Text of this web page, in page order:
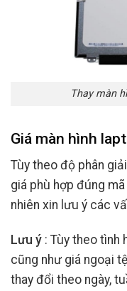
Thay màn
Giá màn hình
Tùy theo độ phân
giá phù hợp đúng
nhiên xin lưu ý các
Lưu ý : Tùy theo tình
cũng như giá ngoại
thay đổi theo ngày,